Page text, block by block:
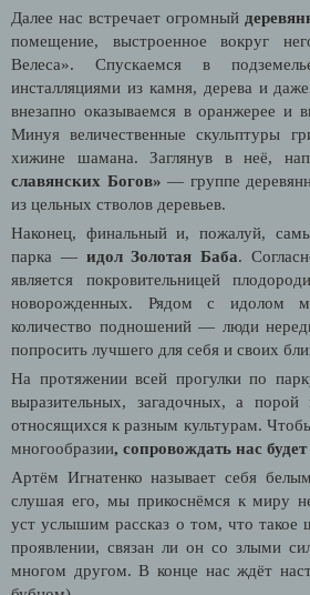
Далее нас встречает огромный
помещение, выстроенное вокруг
Велеса». Спускаемся в
инсталляциями из камня, дерева и
внезапно оказываемся в оранжерее и
Минуя величественные скульптуры
хижине шамана. Заглянув в неё,
славянских Богов» — группе
из цельных стволов деревьев.
Наконец, финальный и, пожалуй,
парка — идол Золотая Баба.
является покровительницей
новорожденных. Рядом с идолом
количество подношений — люди
попросить лучшего для себя и своих
На протяжении всей прогулки по
выразительных, загадочных, а
относящихся к разным культурам.
многообразии, сопровождать нас
Артём Игнатенко называет себя
слушая его, мы прикоснёмся к миру
уст услышим рассказ о том, что такое
проявлении, связан ли он со злыми
многом другом. В конце нас ждёт